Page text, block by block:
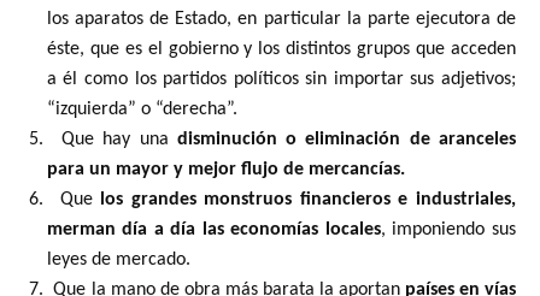
los aparatos de Estado, en particular la parte ejecutora de
éste, que es el gobierno y los distintos grupos que acceden
a él como los partidos políticos sin importar sus adjetivos;
“izquierda” o “derecha”.
5.
Que hay una disminución o eliminación de aranceles
para un mayor y mejor flujo de mercancías.
6.
Que
los grandes monstruos financieros e industriales,
merman día a día las economías locales, imponiendo sus
leyes de mercado.
7. Que la mano de obra más barata la aportan países en vías